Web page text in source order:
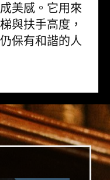
美感。它用來
與扶手高度，
保有和諧的人